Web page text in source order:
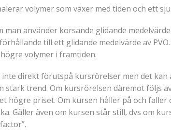
volymer som växer med tiden och ett
man använder korsande glidande
till ett glidande medelvärde av
volymer i framtiden.
direkt förutspå kursrörelser men det
stark trend. Om kursrörelsen däremot
högre priset. Om kursen håller på och
Gäller även om kursen står still, dvs om